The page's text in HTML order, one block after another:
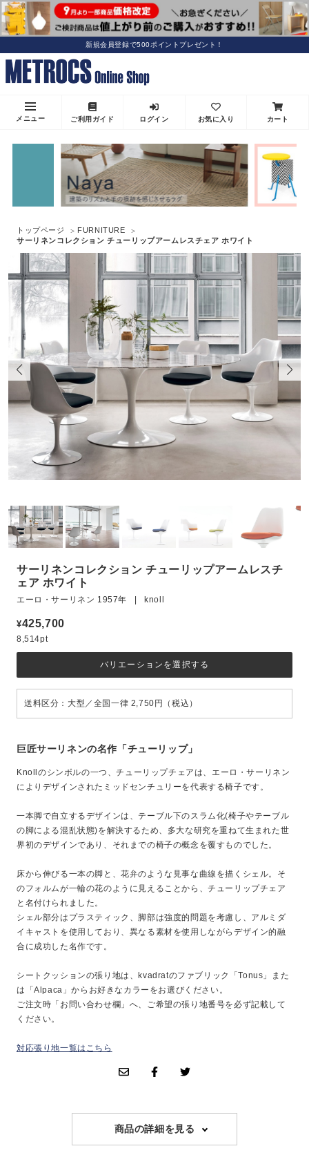
新規会員登録で500ポイントプレゼント！
メニュー ご利用ガイド ログイン お気に入り カート
トップページ
FURNITURE
サーリネンコレクション チューリップアームレスチェア ホワイト
サーリネンコレクション チューリップアームレスチ
ェア ホワイト
エーロ・サーリネン 1957年 | knoll
¥425,700
8,514pt
巨匠サーリネンの名作「チューリップ」
Knollのシンボルの一つ、チューリップチェアは、エーロ・サーリネン
によりデザインされたミッドセンチュリーを代表する椅子です。
一本脚で自立するデザインは、テーブル下のスラム化(椅子やテーブル
の脚による混乱状態)を解決するため、多大な研究を重ねて生まれた世
界初のデザインであり、それまでの椅子の概念を覆すものでした。
床から伸びる一本の脚と、花弁のような見事な曲線を描くシェル。そ
のフォルムが一輪の花のように見えることから、チューリップチェア
と名付けられました。
シェル部分はプラスティック、脚部は強度的問題を考慮し、アルミダ
イキャストを使用しており、異なる素材を使用しながらデザイン的融
合に成功した名作です。
シートクッションの張り地は、kvadratのファブリック「Tonus」また
は「Alpaca」からお好きなカラーをお選びください。
ご注文時「お問い合わせ欄」へ、ご希望の張り地番号を必ず記載して
ください。
対応張り地一覧はこちら
バリエーションを選択する
送料区分：大型／全国一律 2,750円（税込）
商品の詳細を見る